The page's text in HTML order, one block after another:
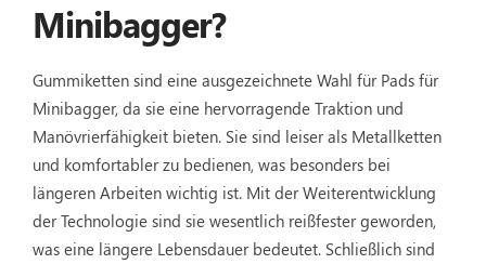
Minibagger?
Gummiketten sind eine ausgezeichnete Wahl für Pads für
Minibagger, da sie eine hervorragende Traktion und
Manövrierfähigkeit bieten. Sie sind leiser als Metallketten
und komfortabler zu bedienen, was besonders bei
längeren Arbeiten wichtig ist. Mit der Weiterentwicklung
der Technologie sind sie wesentlich reißfester geworden,
was eine längere Lebensdauer bedeutet. Schließlich sind